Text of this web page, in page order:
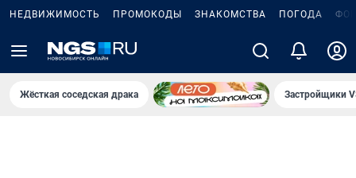
НЕДВИЖИМОСТЬ ПРОМОКОДЫ ЗНАКОМСТВА ПОГОДА
Жёсткая соседская драка Застройщики